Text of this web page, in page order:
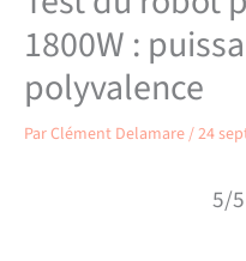
1800W :
polyvalence
ParClément Delamare/24
5/